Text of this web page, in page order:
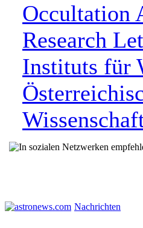
Occultation
Research
Instituts für
Nachrichten